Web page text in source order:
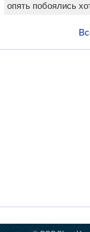
опять побоялись